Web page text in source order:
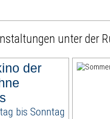
unter der
der
bis Sonntag